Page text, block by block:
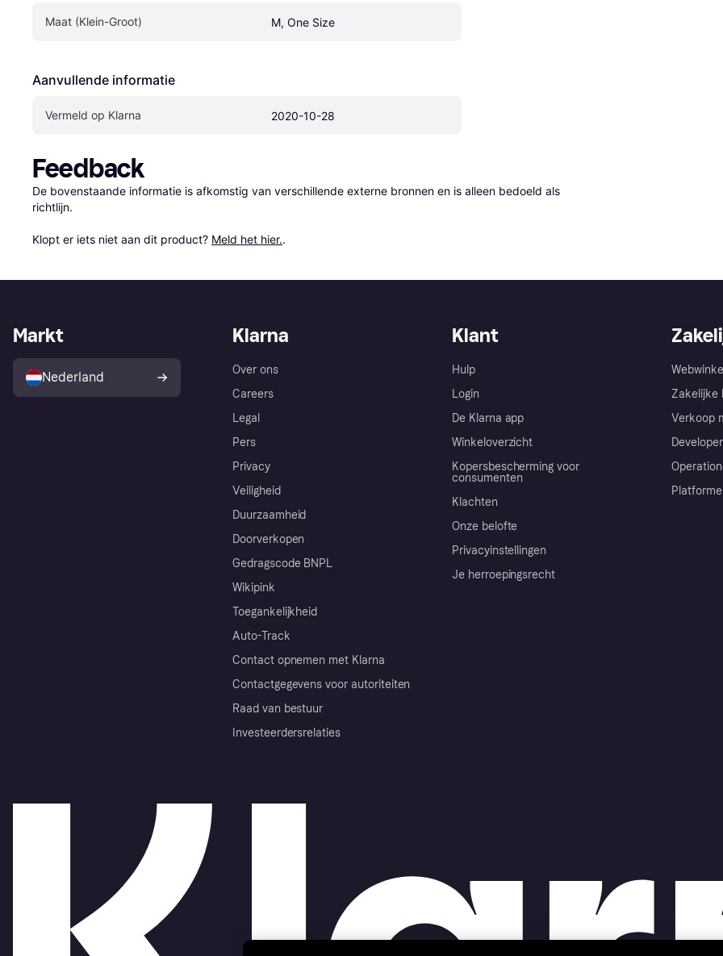
Maat (Klein-Groot) M, One Size
Aanvullende informatie
Vermeld op Klarna 2020-10-28
Feedback
De bovenstaande informatie is afkomstig van verschillende externe bronnen en is alleen bedoeld als
richtlijn.
Klopt er iets niet aan dit product? Meld het hier..
Klarna
Over ons
Careers
Legal
Pers
Privacy
Veiligheid
Duurzaamheid
Doorverkopen
Gedragscode BNPL
Wikipink
Toegankelijkheid
Auto-Track
Contact opnemen met Klarna
Contactgegevens voor autoriteiten
Raad van bestuur
Investeerdersrelaties
Klant
Hulp
Login
De Klarna app
Winkeloverzicht
Kopersbescherming voor
consumenten
Klachten
Onze belofte
Privacyinstellingen
Je herroepingsrecht
Zakelijke
Verkoop
Markt
Nederland